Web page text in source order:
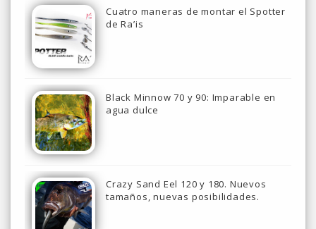
Cuatro maneras de montar el Spotter
de Ra’is
Black Minnow 70 y 90: Imparable en
agua dulce
Crazy Sand Eel 120 y 180. Nuevos
tamaños, nuevas posibilidades.